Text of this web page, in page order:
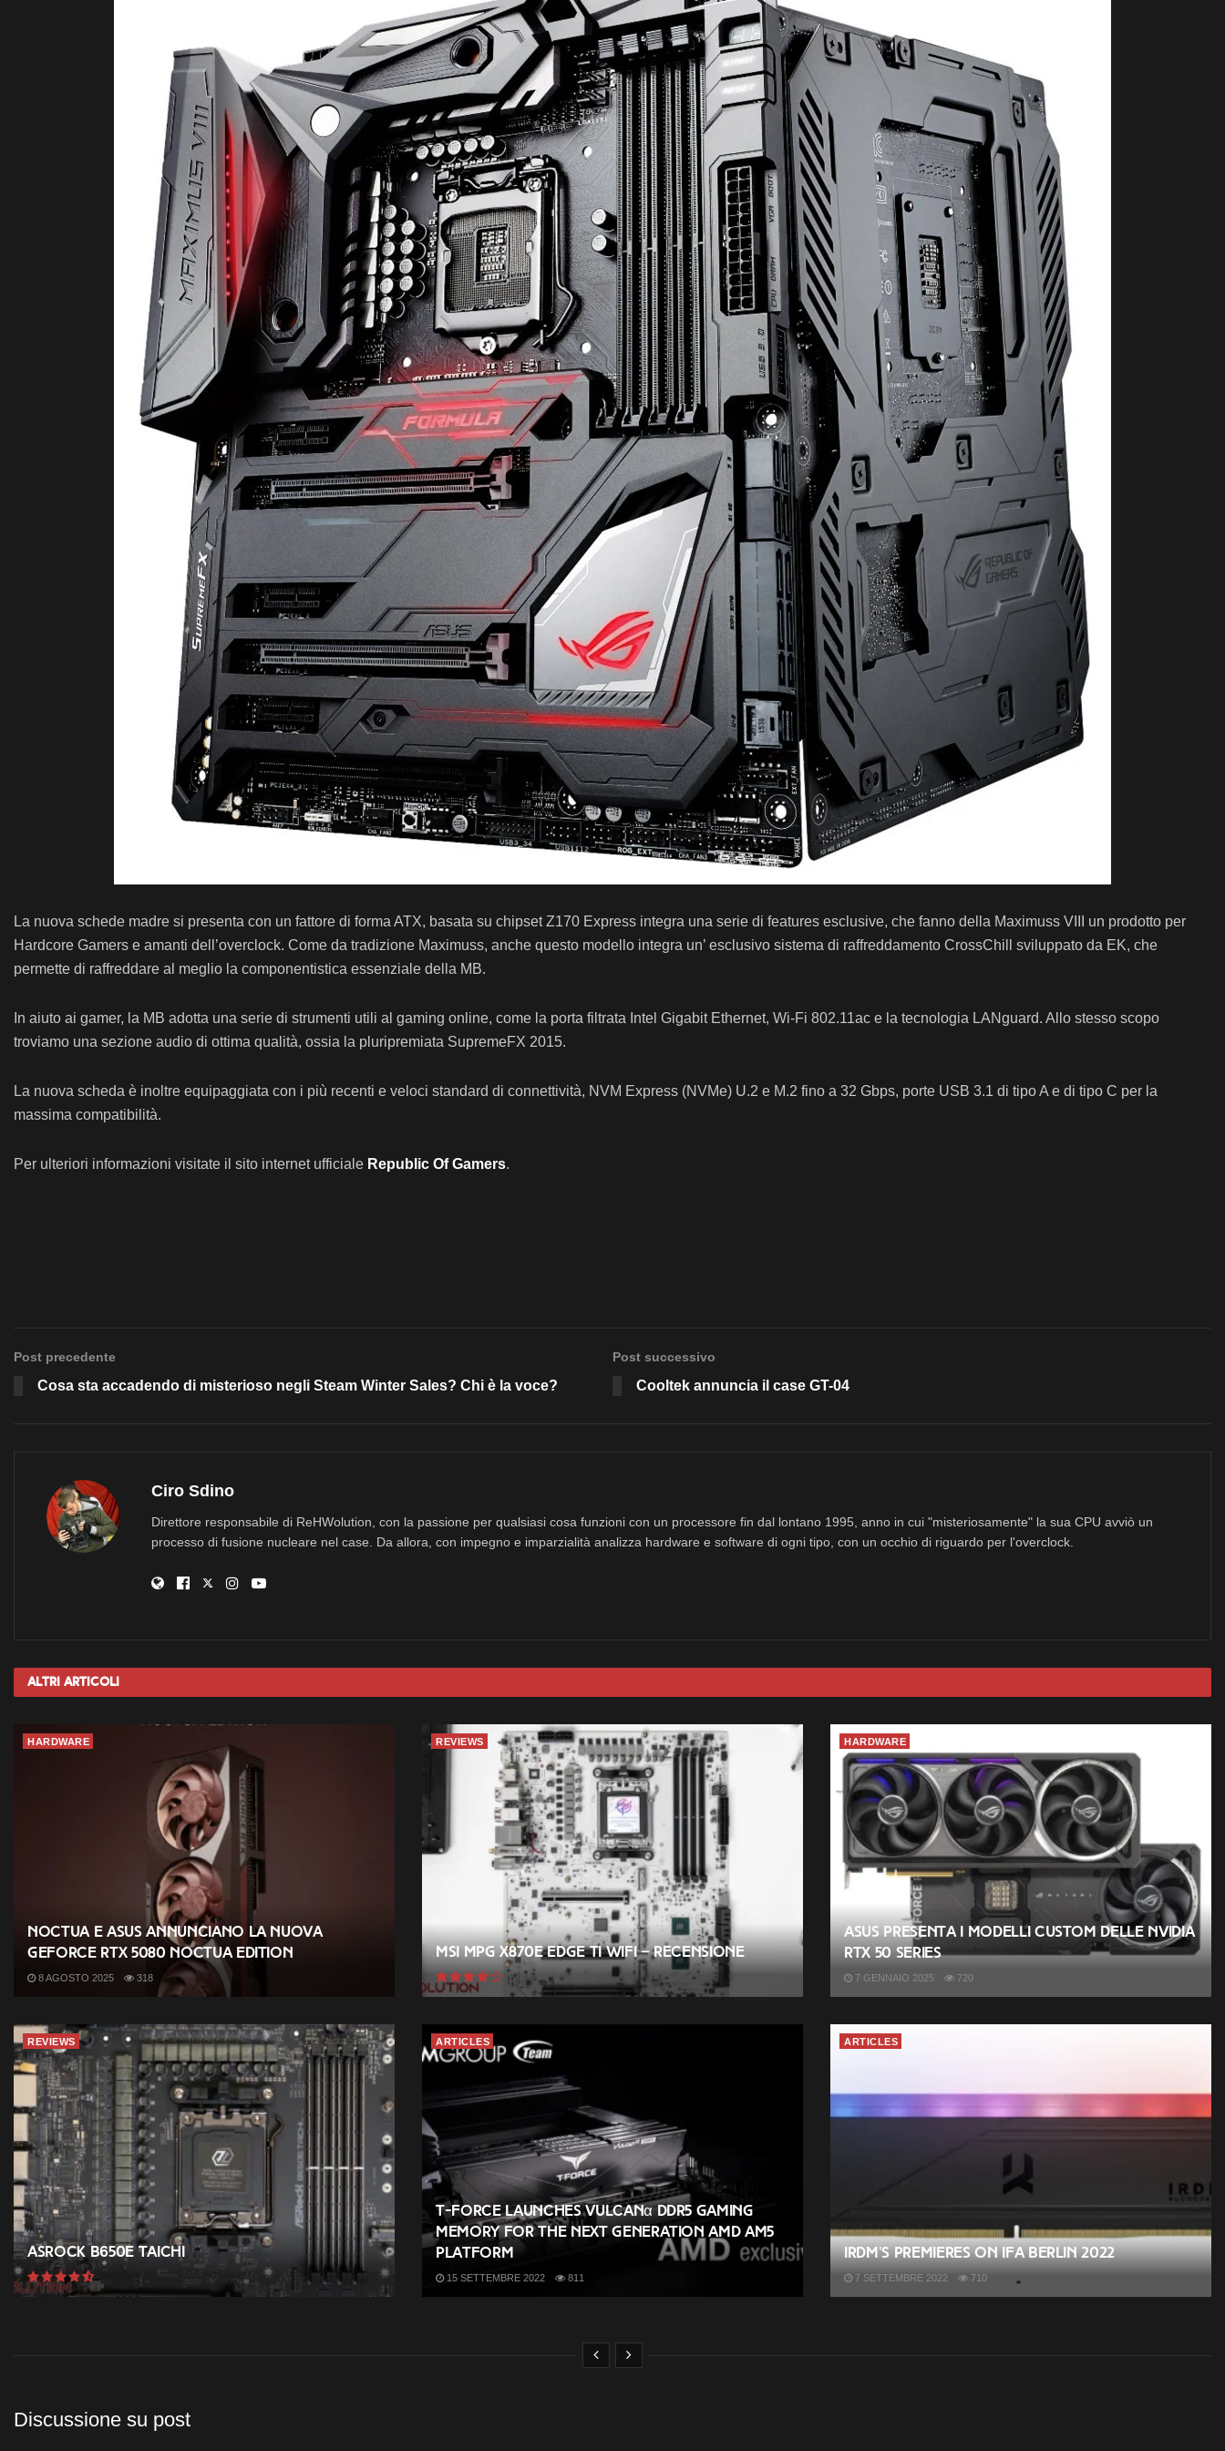
La nuova schede madre si presenta con un fattore di forma ATX, basata su chipset Z170 Express integra una serie di features esclusive, che fanno della Maximuss VIII un prodotto per
Hardcore Gamers e amanti dell’overclock. Come da tradizione Maximuss, anche questo modello integra un’ esclusivo sistema di raffreddamento CrossChill sviluppato da EK, che
permette di raffreddare al meglio la componentistica essenziale della MB.
In aiuto ai gamer, la MB adotta una serie di strumenti utili al gaming online, come la porta filtrata Intel Gigabit Ethernet, Wi-Fi 802.11ac e la tecnologia LANguard. Allo stesso scopo
troviamo una sezione audio di ottima qualità, ossia la pluripremiata SupremeFX 2015.
La nuova scheda è inoltre equipaggiata con i più recenti e veloci standard di connettività, NVM Express (NVMe) U.2 e M.2 fino a 32 Gbps, porte USB 3.1 di tipo A e di tipo C per la
massima compatibilità.
Per ulteriori informazioni visitate il sito internet ufficiale Republic Of Gamers.
Post precedente
Cosa sta accadendo di misterioso negli Steam Winter Sales? Chi è la voce?
Post successivo
Cooltek annuncia il case GT-04
Ciro Sdino
Direttore responsabile di ReHWolution, con la passione per qualsiasi cosa funzioni con un processore fin dal lontano 1995, anno in cui "misteriosamente" la sua CPU avviò un
processo di fusione nucleare nel case. Da allora, con impegno e imparzialità analizza hardware e software di ogni tipo, con un occhio di riguardo per l'overclock.
Altri Articoli
HARDWARE
Noctua e ASUS annunciano la nuova
GeForce RTX 5080 Noctua Edition
8 AGOSTO 2025 318
REVIEWS
MSI MPG X870E EDGE TI WIFI – Recensione
HARDWARE
ASUS presenta i modelli custom delle NVIDIA
RTX 50 Series
7 GENNAIO 2025 720
REVIEWS
ASRock B650E Taichi
ARTICLES
T-FORCE Launches VULCANα DDR5 Gaming
Memory for the Next Generation AMD AM5
Platform
15 SETTEMBRE 2022 811
ARTICLES
IRDM’s premieres on IFA Berlin 2022
7 SETTEMBRE 2022 710
Discussione su post